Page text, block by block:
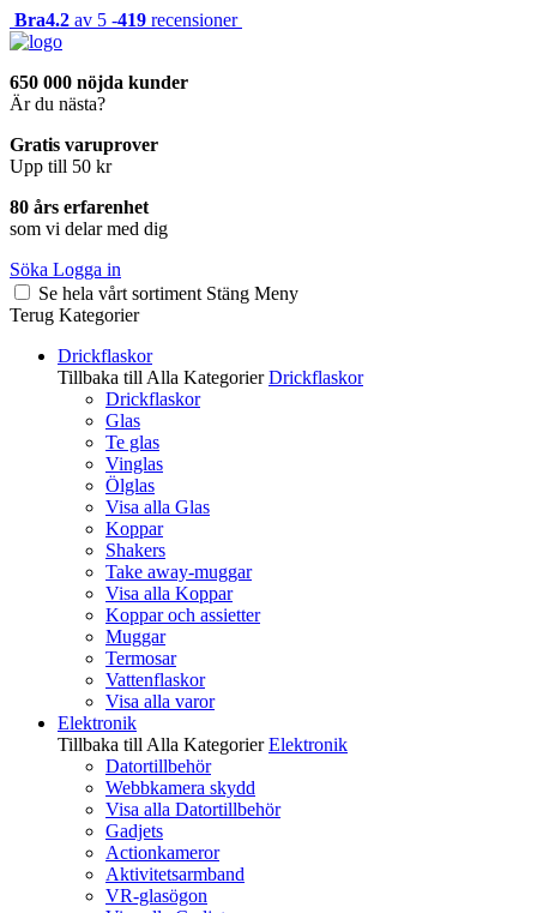
Bra4.2 av 5 -419 recensioner
650 000 nöjda kunder
Är du nästa?
Gratis varuprover
Upp till 50 kr
80 års erfarenhet
som vi delar med dig
Söka Logga in
Se hela vårt sortiment Stäng Meny
Terug Kategorier
Drickflaskor
Tillbaka till Alla Kategorier Drickflaskor
Drickflaskor
Glas
Te glas
Vinglas
Ölglas
Visa alla Glas
Koppar
Shakers
Take away-muggar
Visa alla Koppar
Koppar och assietter
Muggar
Termosar
Vattenflaskor
Visa alla varor
Elektronik
Tillbaka till Alla Kategorier Elektronik
Datortillbehör
Webbkamera skydd
Visa alla Datortillbehör
Gadjets
Actionkameror
Aktivitetsarmband
VR-glasögon